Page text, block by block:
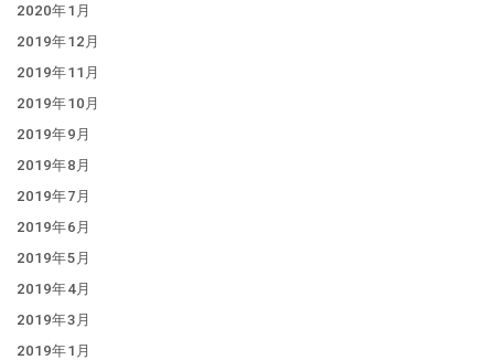
2020年1月
2019年12月
2019年11月
2019年10月
2019年9月
2019年8月
2019年7月
2019年6月
2019年5月
2019年4月
2019年3月
2019年1月